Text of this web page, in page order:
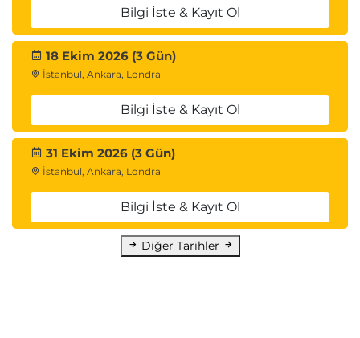
Bilgi İste & Kayıt Ol
18 Ekim 2026 (3 Gün)
İstanbul, Ankara, Londra
Bilgi İste & Kayıt Ol
31 Ekim 2026 (3 Gün)
İstanbul, Ankara, Londra
Bilgi İste & Kayıt Ol
Diğer Tarihler